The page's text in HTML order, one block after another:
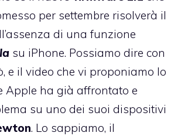
per settembre risolverà il
di una funzione
su iPhone. Possiamo dire con
e il video che vi proponiamo lo
Apple ha già affrontato e
su uno dei suoi dispositivi
. Lo sappiamo, il